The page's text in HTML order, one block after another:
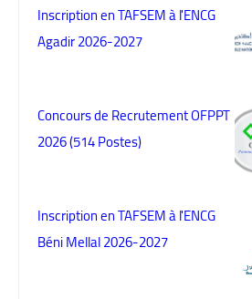
Inscription en TAFSEM à l'ENCG
Agadir 2026-2027
Concours de Recrutement OFPPT
2026 (514 Postes)
Inscription en TAFSEM à l'ENCG
Béni Mellal 2026-2027